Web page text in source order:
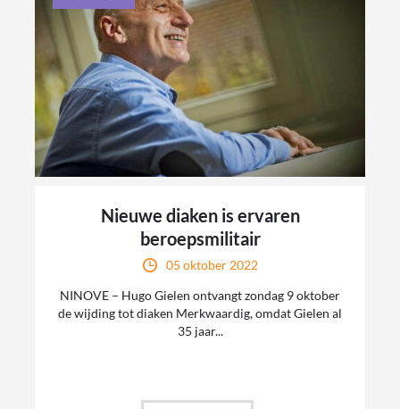
Nieuwe diaken is ervaren
beroepsmilitair
05 oktober 2022
NINOVE – Hugo Gielen ontvangt zondag 9 oktober
de wijding tot diaken Merkwaardig, omdat Gielen al
35 jaar...